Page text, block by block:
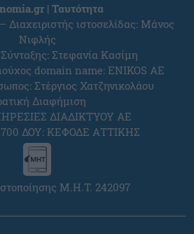
| Ταυτότητα
Διαχειριστής ιστοσελίδας: Μάνος
Νιφλής
Στεφανία Κασίμη
domain name: ENIKOS AE
Στέργιος Χατζηνικολάου
Διαφήμιση
ΔΙΑΔΙΚΤΥΟΥ ΑΕ
ΔΟΥ: ΚΕΦΟΔΕ ΑΤΤΙΚΗΣ
Μ.Η.Τ. 242097